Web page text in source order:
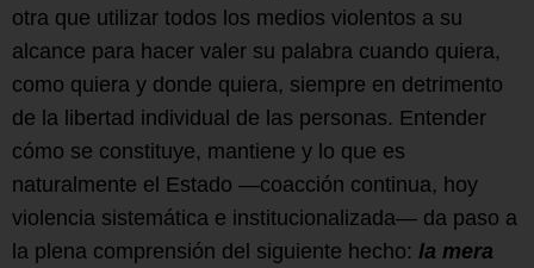
otra que utilizar todos los medios violentos a su
alcance para hacer valer su palabra cuando quiera,
como quiera y donde quiera, siempre en detrimento
de la libertad individual de las personas. Entender
cómo se constituye, mantiene y lo que es
naturalmente el Estado —coacción continua, hoy
violencia sistemática e institucionalizada— da paso a
la plena comprensión del siguiente hecho: la mera